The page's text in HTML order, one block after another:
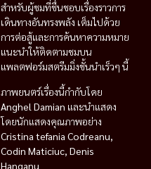
สำหรับผู้ชมที่ชื่นชอบเรื่องราวการ
เดินทางอันทรงพลัง เต็มไปด้วย
การต่อสู้และการค้นหาความหมาย
แนะนำให้ติดตามชมบน
แพลตฟอร์มสตรีมมิ่งชั้นนำเร็วๆ นี้
ภาพยนตร์เรื่องนี้กำกับโดย
Anghel Damian และนำแสดง
โดยนักแสดงคุณภาพอย่าง
Cristina tefania Codreanu,
Codin Maticiuc, Denis
Hanganu